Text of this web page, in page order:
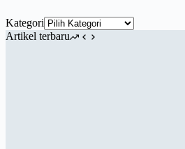
Kategori
Artikel terbaru